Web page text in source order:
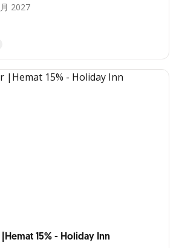
2027
15% - Holiday Inn